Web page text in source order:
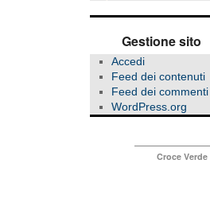
Gestione sito
Accedi
Feed dei contenuti
Feed dei commenti
WordPress.org
Croce